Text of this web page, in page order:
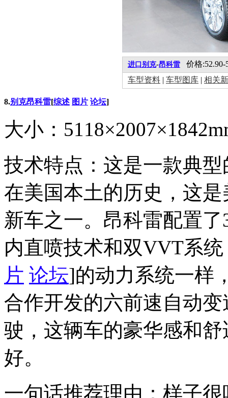
进口别克-昂科雷 价格:52.90-
车型资料 | 车型图库 | 相关
8.别克昂科雷[综述 图片 论坛]
大小：
技术特点：这是一款典
在美国本土的历史，这
新车之一。昂科雷配置
内直喷技术和双VVT系
片 论坛]的动力系统一样
合作开发的六前速自动
驶，这辆车的豪华感和
好。
一句话推荐理由：样子